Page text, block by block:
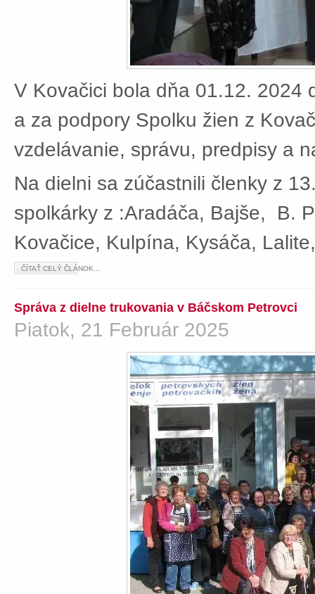
V Kovačici bola dňa 01.12. 2024
a za podpory Spolku žien z
vzdelávanie, správu, predpisy a
Na dielni sa zúčastnili členky z
spolkárky z :Aradáča, Bajše, B.
Kovačice, Kulpína, Kysáča,
ČÍTAŤ CELÝ ČLÁNOK...
Správa z dielne trukovania v Báčskom Petrovci
Piatok, 21 Február 2025